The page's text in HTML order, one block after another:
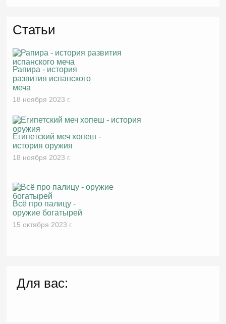
Статьи
Рапира - история
развития испанского
меча
18 ноября 2023 г.
Египетский меч хопеш -
история оружия
18 ноября 2023 г.
Всё про палицу -
оружие богатырей
15 октября 2023 г.
Для вас: